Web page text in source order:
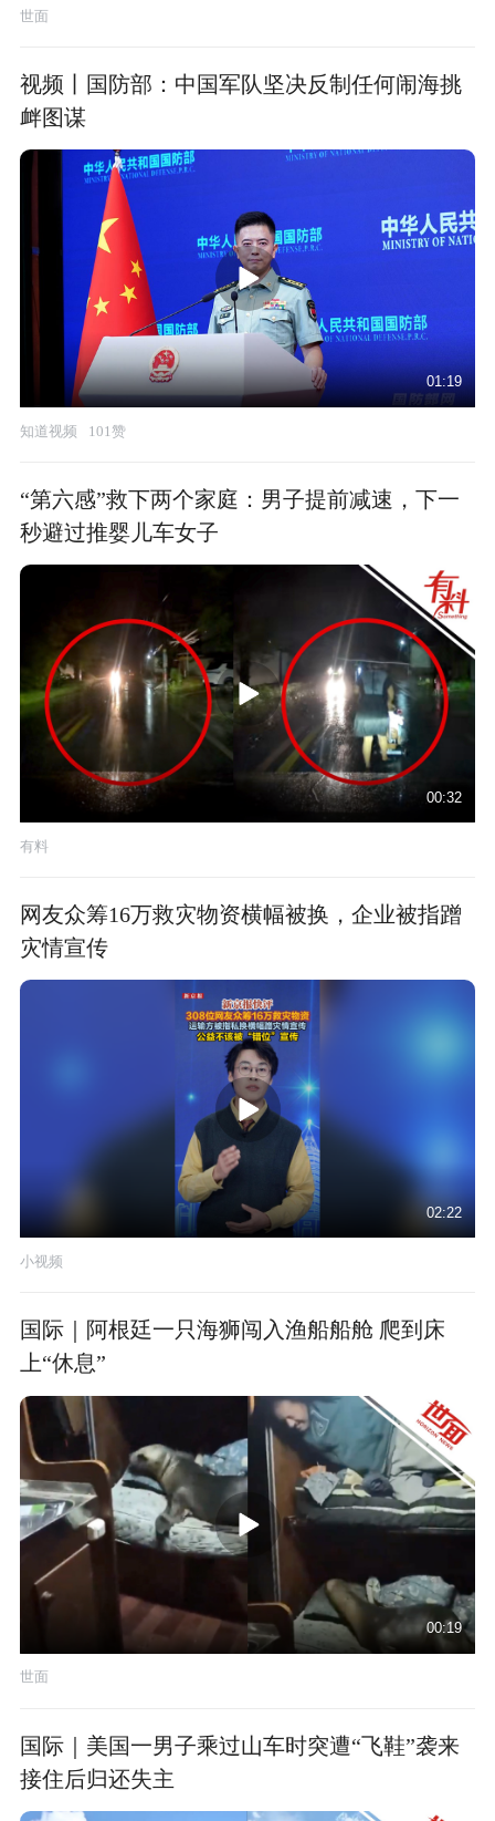
世面
视频丨国防部：中国军队坚决反制任何闹海挑
衅图谋
01:19
知道视频 101赞
“第六感”救下两个家庭：男子提前减速，下一
秒避过推婴儿车女子
00:32
有料
网友众筹16万救灾物资横幅被换，企业被指蹭
灾情宣传
02:22
小视频
国际｜阿根廷一只海狮闯入渔船船舱 爬到床
上“休息”
00:19
世面
国际｜美国一男子乘过山车时突遭“飞鞋”袭来
接住后归还失主